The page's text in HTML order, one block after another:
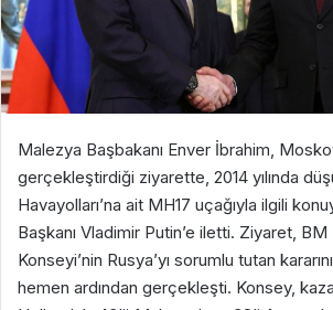
Malezya Başbakanı Enver İbrahim,
gerçekleştirdiği ziyarette, 2014 yılında
Havayolları’na ait MH17 uçağıyla ilgili
Başkanı Vladimir Putin’e iletti. Ziyaret, BM
Konseyi’nin Rusya’yı sorumlu tutan
hemen ardından gerçekleşti. Konsey,